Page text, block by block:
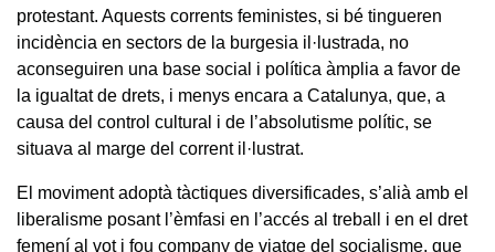
protestant. Aquests corrents feministes, si bé tingueren
incidència en sectors de la burgesia il·lustrada, no
aconseguiren una base social i política àmplia a favor de
la igualtat de drets, i menys encara a Catalunya, que, a
causa del control cultural i de l’absolutisme polític, se
situava al marge del corrent il·lustrat.
El moviment adoptà tàctiques diversificades, s’alià amb el
liberalisme posant l’èmfasi en l’accés al treball i en el dret
femení al vot i fou company de viatge del socialisme, que